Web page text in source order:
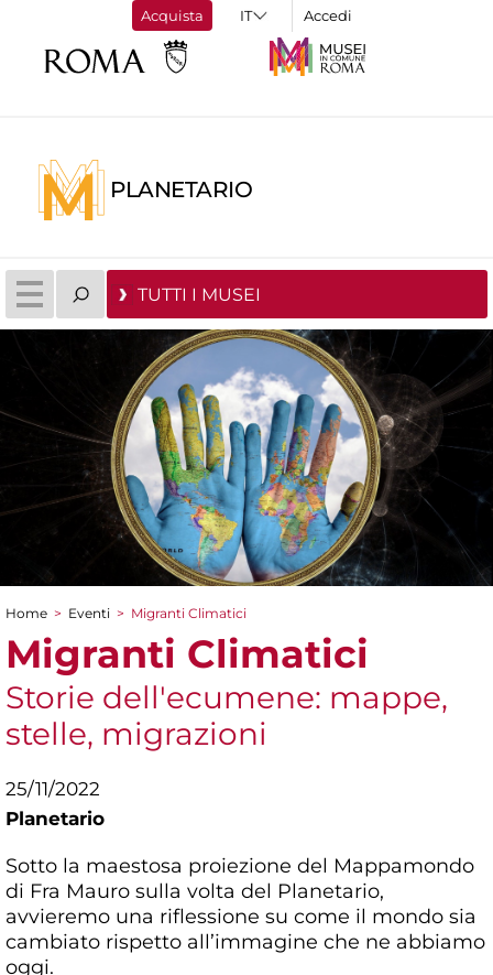
Acquista Accedi
PLANETARIO
TUTTI I MUSEI
Tu sei qui
Home > Eventi > Migranti Climatici
Migranti Climatici
Storie dell'ecumene: mappe,
stelle, migrazioni
25/11/2022
Planetario
Sotto la maestosa proiezione del Mappamondo
di Fra Mauro sulla volta del Planetario,
avvieremo una riflessione su come il mondo sia
cambiato rispetto all’immagine che ne abbiamo
oggi.